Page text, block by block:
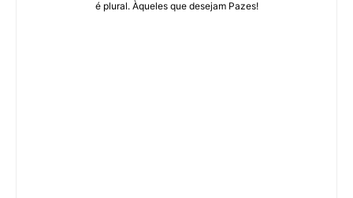
é plural. Àqueles que desejam Pazes!